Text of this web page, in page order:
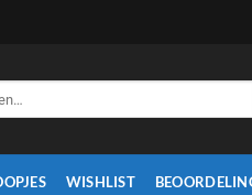
WISHLIST